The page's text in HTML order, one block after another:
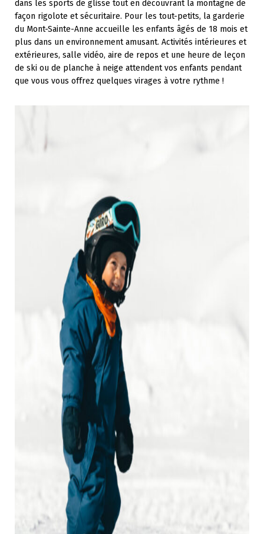
dans les sports de glisse tout en découvrant la montagne de
façon rigolote et sécuritaire. Pour les tout-petits, la garderie
du Mont-Sainte-Anne accueille les enfants âgés de 18 mois et
plus dans un environnement amusant. Activités intérieures et
extérieures, salle vidéo, aire de repos et une heure de leçon
de ski ou de planche à neige attendent vos enfants pendant
que vous vous offrez quelques virages à votre rythme !